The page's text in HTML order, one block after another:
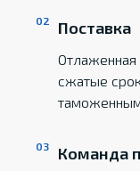
Поставка
Отлаженная
сжатые
Команда